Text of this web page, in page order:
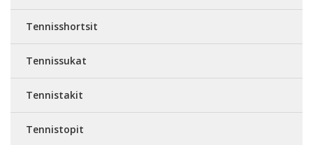
Tennisshortsit
Tennissukat
Tennistakit
Tennistopit